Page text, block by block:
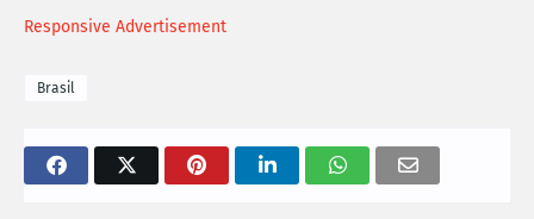
Responsive Advertisement
Brasil